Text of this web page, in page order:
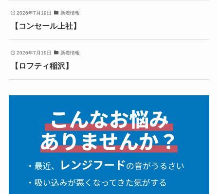
2026年7月19日 新着情報
【コンセール上社】
2026年7月19日 新着情報
【ロフティ稲沢】